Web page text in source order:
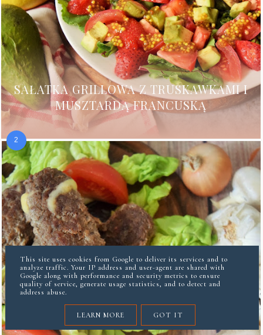
SAŁATKA GRILLOWA Z TRUSKAWKAMI I
MUSZTARDĄ FRANCUSKĄ
This site uses cookies from Google to deliver its services and to
analyze traffic. Your IP address and user-agent are shared with
Google along with performance and security metrics to ensure
quality of service, generate usage statistics, and to detect and
address abuse.
LEARN MORE GOT IT